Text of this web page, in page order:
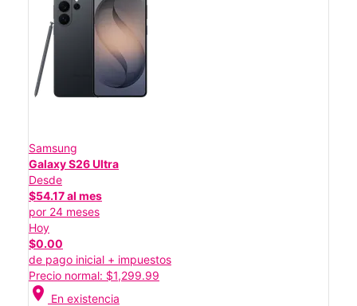
Samsung
Galaxy S26 Ultra
Desde
$54.17 al mes
por 24 meses
Hoy
$0.00
de pago inicial + impuestos
Precio normal: $1,299.99
location_on En existencia